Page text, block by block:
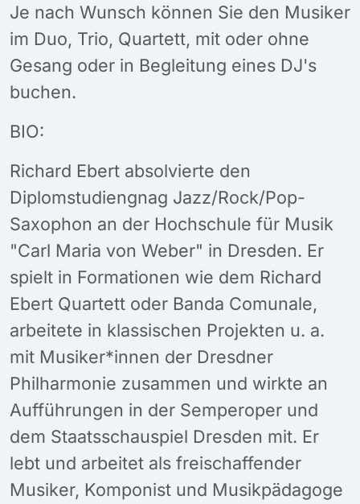
Je nach Wunsch können Sie den Musiker
im Duo, Trio, Quartett, mit oder ohne
Gesang oder in Begleitung eines DJ's
buchen.
BIO:
Richard Ebert absolvierte den
Diplomstudiengnag Jazz/Rock/Pop-
Saxophon an der Hochschule für Musik
"Carl Maria von Weber" in Dresden. Er
spielt in Formationen wie dem Richard
Ebert Quartett oder Banda Comunale,
arbeitete in klassischen Projekten u. a.
mit Musiker*innen der Dresdner
Philharmonie zusammen und wirkte an
Aufführungen in der Semperoper und
dem Staatsschauspiel Dresden mit. Er
lebt und arbeitet als freischaffender
Musiker, Komponist und Musikpädagoge